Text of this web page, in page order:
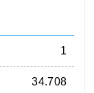
1
34.708